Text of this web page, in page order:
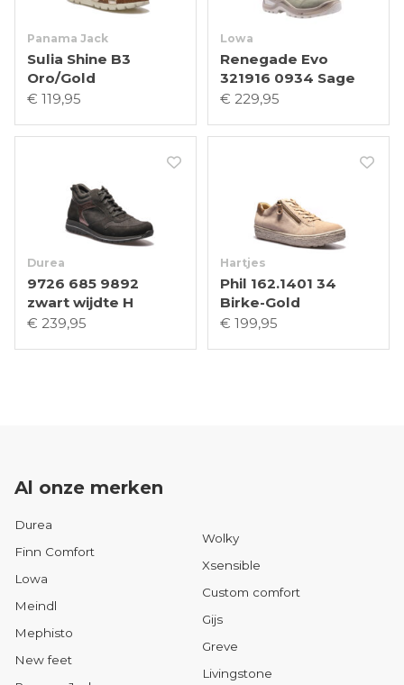
Panama Jack
Sulia Shine B3
Oro/Gold
€ 119,95
Lowa
Renegade Evo
321916 0934 Sage
€ 229,95
Durea
9726 685 9892
zwart wijdte H
€ 239,95
Hartjes
Phil 162.1401 34
Birke-Gold
€ 199,95
Al onze merken
Durea
Finn Comfort
Lowa
Meindl
Mephisto
New feet
Wolky
Xsensible
Custom comfort
Gijs
Greve
Livingstone